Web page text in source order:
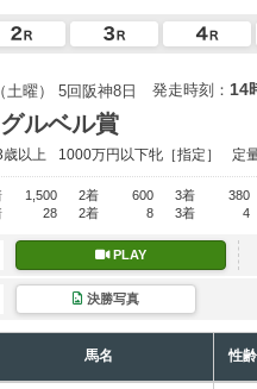
土曜） 5回阪神8日 発走時刻： 14
ルベル賞
歳以上 1000万円以下牝［指定］ 定
1,500 2着 600 3着
380
28 2着 8 3着 4
PLAY
決勝写真
馬名 性齢